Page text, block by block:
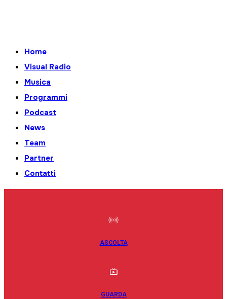
Home
Visual Radio
Musica
Programmi
Podcast
News
Team
Partner
Contatti
ASCOLTA
GUARDA